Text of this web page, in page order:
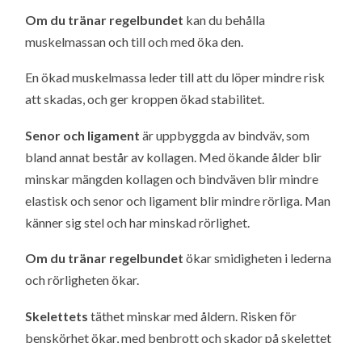
Om du tränar regelbundet kan du behålla
muskelmassan och till och med öka den.
En ökad muskelmassa leder till att du löper mindre risk
att skadas, och ger kroppen ökad stabilitet.
Senor och ligament är uppbyggda av bindväv, som
bland annat består av kollagen. Med ökande ålder blir
minskar mängden kollagen och bindväven blir mindre
elastisk och senor och ligament blir mindre rörliga. Man
känner sig stel och har minskad rörlighet.
Om du tränar regelbundet ökar smidigheten i lederna
och rörligheten ökar.
Skelettets täthet minskar med åldern. Risken för
benskörhet ökar, med benbrott och skador på skelettet